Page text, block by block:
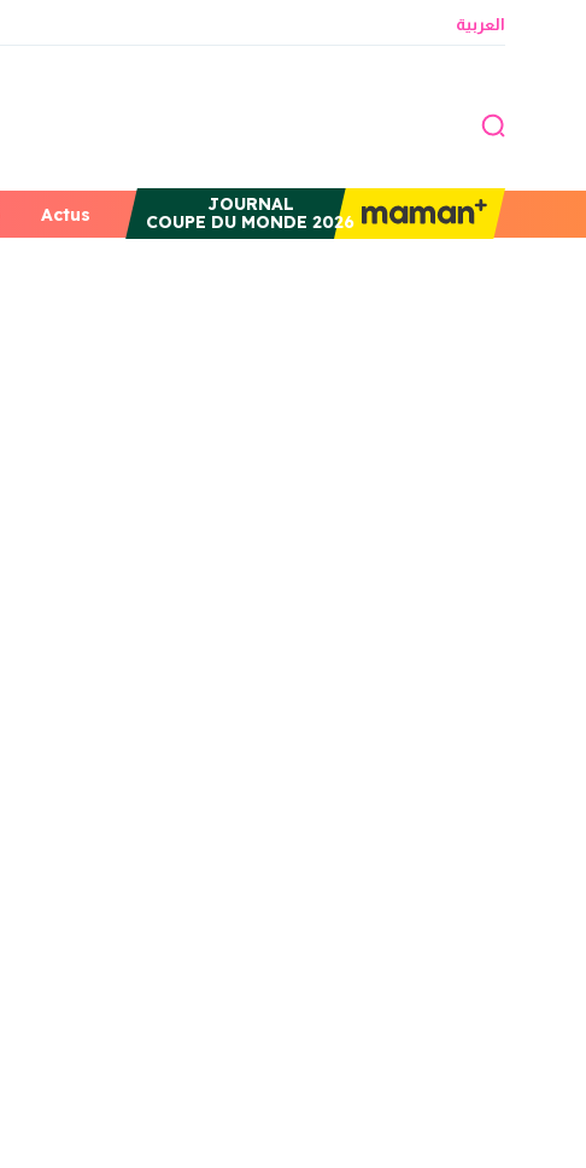
العربية
Actus
JOURNAL
COUPE DU MONDE 2026